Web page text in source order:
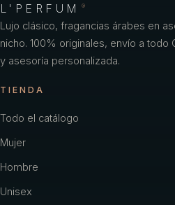
L'PERFUM ®
Lujo clásico, fragancias árabes en
nicho. 100% originales, envío a todo
y asesoría personalizada.
TIENDA
Todo el catálogo
Mujer
Hombre
Unisex